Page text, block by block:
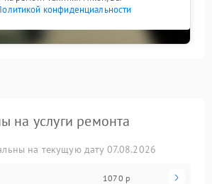
конфиденциальности
на услуги ремонта
на текущую дату 07.08.2026
1070 р